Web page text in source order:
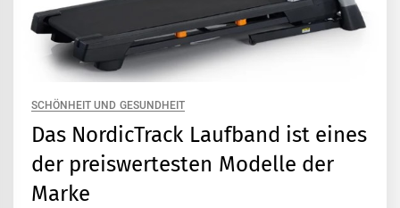
SCHÖNHEIT UND GESUNDHEIT
Das NordicTrack Laufband ist eines
der preiswertesten Modelle der
Marke